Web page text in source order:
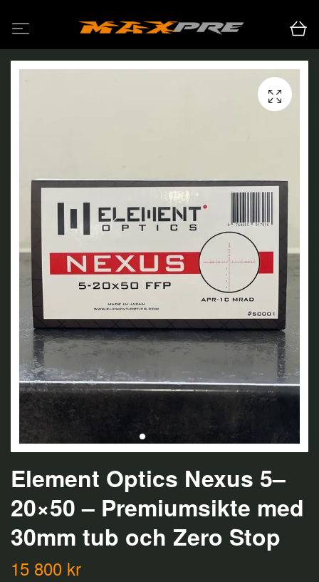
Element Optics Nexus 5–
20×50 – Premiumsikte med
30mm tub och Zero Stop
15 800 kr